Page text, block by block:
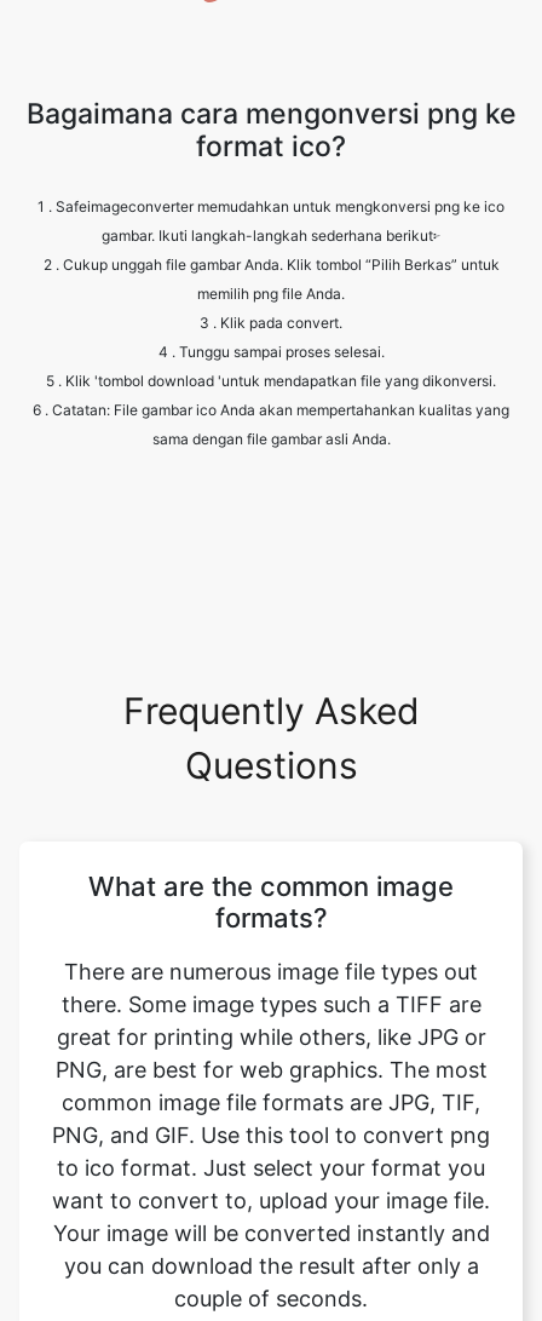
Bagaimana cara mengonversi png ke
1 . Safeimageconverter memudahkan untuk mengkonversi png ke ico
gambar. Ikuti langkah-langkah sederhana berikut፦
2 . Cukup unggah file gambar Anda. Klik tombol “Pilih Berkas” untuk
3 . Klik pada convert.
4 . Tunggu sampai proses selesai.
5 . Klik 'tombol download 'untuk mendapatkan file yang dikonversi.
6 . Catatan: File gambar ico Anda akan mempertahankan kualitas yang
sama dengan file gambar asli Anda.
What are the common image
there. Some image types such a TIFF are
great for printing while others, like JPG or
PNG, are best for web graphics. The most
common image file formats are JPG, TIF,
PNG, and GIF. Use this tool to convert png
to ico format. Just select your format you
want to convert to, upload your image file.
Your image will be converted instantly and
you can download the result after only a
couple of seconds.
Will converting the image format